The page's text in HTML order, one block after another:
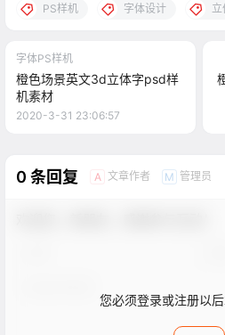
PS样机 字体设计 立
字体PS样机
橙色场景英文3d立体字psd样
机素材
2020-3-31 23:06:57
0 条回复 A 文章作者 M 管理员
您必须登录或注册以